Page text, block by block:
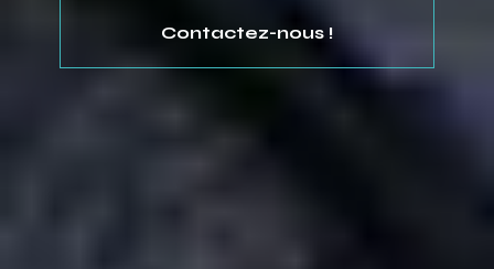
Contactez-nous !